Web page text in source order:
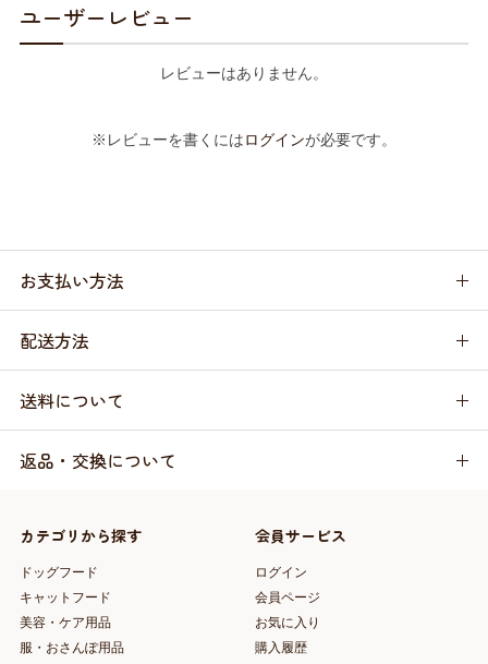
ユーザーレビュー
レビューはありません。
※レビューを書くにはログインが必要です。
お支払い方法
配送方法
送料について
返品・交換について
カテゴリから探す
ドッグフード
キャットフード
美容・ケア用品
服・おさんぽ用品
会員サービス
ログイン
会員ページ
お気に入り
購入履歴